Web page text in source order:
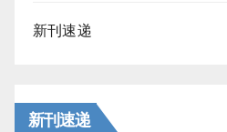
新刊速递
新刊速递